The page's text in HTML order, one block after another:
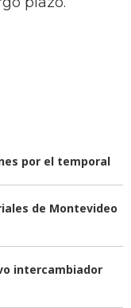
por el temporal
de Montevideo
intercambiador